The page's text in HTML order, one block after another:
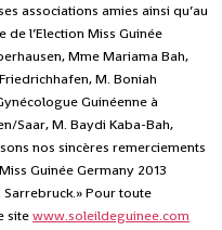
associations amies ainsi qu’au
l’Election Miss Guinée
Mme Mariama Bah,
M. Boniah
Guinéenne à
Saar, M. Baydi Kaba-Bah,
nos sincères remerciements
Guinée Germany 2013
Pour toute
sitewww.soleildeguinee.com